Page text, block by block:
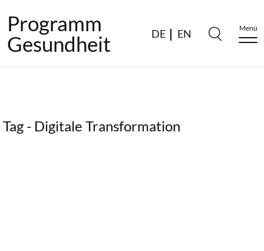
Programm
Gesundheit
DE EN Menü
Tag - Digitale Transformation